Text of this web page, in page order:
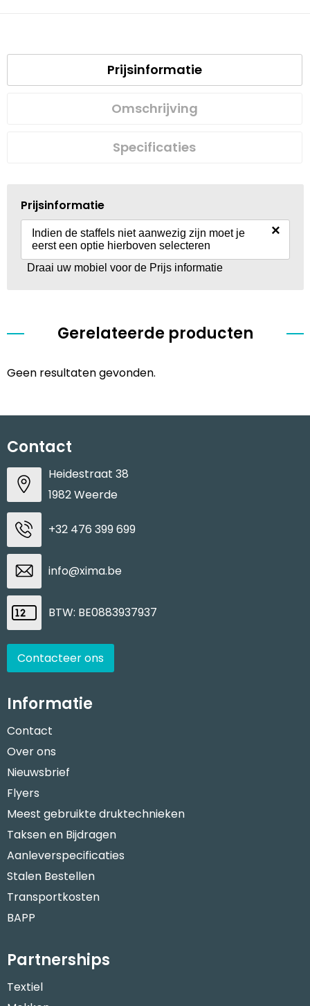
Prijsinformatie
Omschrijving
Specificaties
Prijsinformatie
Indien de staffels niet aanwezig zijn moet je
eerst een optie hierboven selecteren
×
Draai uw mobiel voor de Prijs informatie
Gerelateerde producten
Geen resultaten gevonden.
Contact
Heidestraat 38
1982 Weerde
+32 476 399 699
info@xima.be
BTW: BE0883937937
Contacteer ons
Informatie
Contact
Over ons
Nieuwsbrief
Flyers
Meest gebruikte druktechnieken
Taksen en Bijdragen
Aanleverspecificaties
Stalen Bestellen
Transportkosten
BAPP
Partnerships
Textiel